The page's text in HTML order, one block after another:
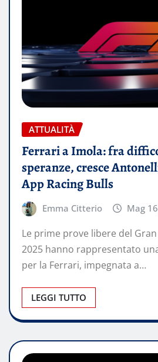
ATTUALITÀ
Ferrari a Imola: fra
speranze, cresce
App Racing Bulls
Emma Citterio Mag
Le prime prove libere del
2025 hanno rappresentato
per la Ferrari, impegnata a…
LEGGI TUTTO